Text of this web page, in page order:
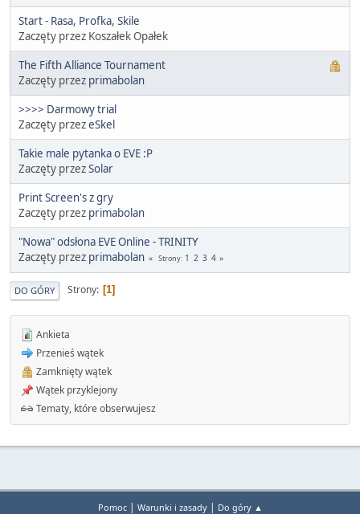
Start - Rasa, Profka, Skile
Zaczęty przez Koszałek Opałek
The Fifth Alliance Tournament
Zaczęty przez primabolan
>>>> Darmowy trial
Zaczęty przezeSkel
Takie male pytanka o EVE :P
Zaczęty przezSolar
Print Screen's z gry
Zaczęty przez primabolan
"Nowa" odsłona EVE Online - TRINITY
Zaczęty przez primabolan Strony 1 2 3 4
DO GÓRY Strony 1
Ankieta
Przenieś wątek
Zamknięty wątek
Wątek przyklejony
Tematy, które obserwujesz
Pomoc| Warunki i zasady| Do góry ▲